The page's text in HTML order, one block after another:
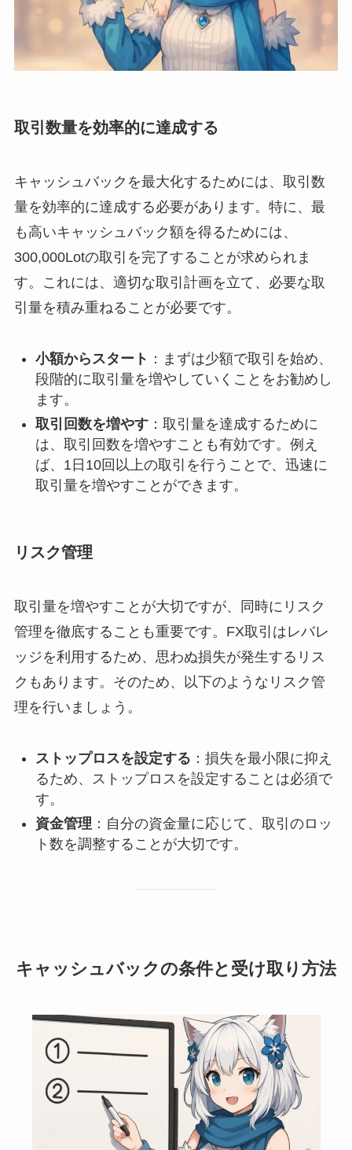
取引数量を効率的に達成する
キャッシュバックを最大化するためには、取引数
量を効率的に達成する必要があります。特に、最
も高いキャッシュバック額を得るためには、
300,000Lotの取引を完了することが求められま
す。これには、適切な取引計画を立て、必要な取
引量を積み重ねることが必要です。
小額からスタート ：まずは少額で取引を始め、
段階的に取引量を増やしていくことをお勧めし
ます。
取引回数を増やす：取引量を達成するために
は、取引回数を増やすことも有効です。例え
ば、1日10回以上の取引を行うことで、迅速に
取引量を増やすことができます。
リスク管理
取引量を増やすことが大切ですが、同時にリスク
管理を徹底することも重要です。FX取引はレバレ
ッジを利用するため、思わぬ損失が発生するリス
クもあります。そのため、以下のようなリスク管
理を行いましょう。
ストップロスを設定する ：損失を最小限に抑え
るため、ストップロスを設定することは必須で
す。
資金管理 ：自分の資金量に応じて、取引のロッ
ト数を調整することが大切です。
キャッシュバックの条件と受け取り方法